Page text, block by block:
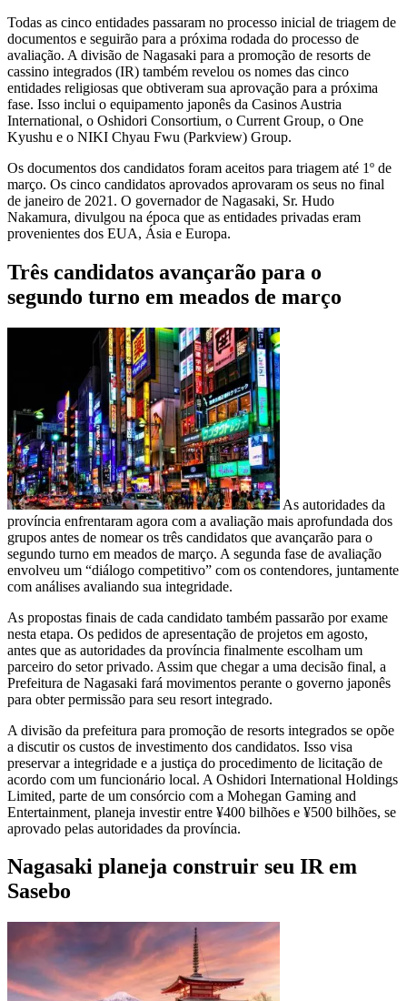
Todas as cinco entidades passaram no processo inicial de triagem de
documentos e seguirão para a próxima rodada do processo de
avaliação. A divisão de Nagasaki para a promoção de resorts de
cassino integrados (IR) também revelou os nomes das cinco
entidades religiosas que obtiveram sua aprovação para a próxima
fase. Isso inclui o equipamento japonês da Casinos Austria
International, o Oshidori Consortium, o Current Group, o One
Kyushu e o NIKI Chyau Fwu (Parkview) Group.
Os documentos dos candidatos foram aceitos para triagem até 1º de
março. Os cinco candidatos aprovados aprovaram os seus no final
de janeiro de 2021. O governador de Nagasaki, Sr. Hudo
Nakamura, divulgou na época que as entidades privadas eram
provenientes dos EUA, Ásia e Europa.
Três candidatos avançarão para o
segundo turno em meados de março
As autoridades da
província enfrentaram agora com a avaliação mais aprofundada dos
grupos antes de nomear os três candidatos que avançarão para o
segundo turno em meados de março. A segunda fase de avaliação
envolveu um “diálogo competitivo” com os contendores, juntamente
com análises avaliando sua integridade.
As propostas finais de cada candidato também passarão por exame
nesta etapa. Os pedidos de apresentação de projetos em agosto,
antes que as autoridades da província finalmente escolham um
parceiro do setor privado. Assim que chegar a uma decisão final, a
Prefeitura de Nagasaki fará movimentos perante o governo japonês
para obter permissão para seu resort integrado.
A divisão da prefeitura para promoção de resorts integrados se opõe
a discutir os custos de investimento dos candidatos. Isso visa
preservar a integridade e a justiça do procedimento de licitação de
acordo com um funcionário local. A Oshidori International Holdings
Limited, parte de um consórcio com a Mohegan Gaming and
Entertainment, planeja investir entre ¥400 bilhões e ¥500 bilhões, se
aprovado pelas autoridades da província.
Nagasaki planeja construir seu IR em
Sasebo